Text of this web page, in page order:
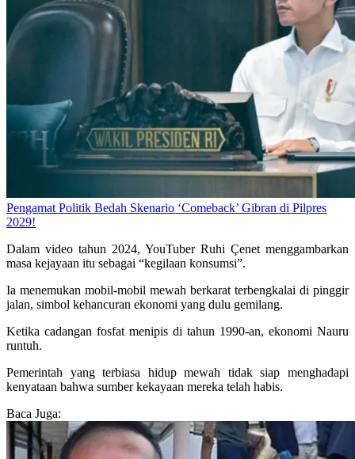
Pengamat Politik Bedah Skenario ‘Comeback’ Gibran di Pilpres
2029!
Dalam video tahun 2024, YouTuber Ruhi Çenet menggambarkan
masa kejayaan itu sebagai “kegilaan konsumsi”.
Ia menemukan mobil-mobil mewah berkarat terbengkalai di pinggir
jalan, simbol kehancuran ekonomi yang dulu gemilang.
Ketika cadangan fosfat menipis di tahun 1990-an, ekonomi Nauru
runtuh.
Pemerintah yang terbiasa hidup mewah tidak siap menghadapi
kenyataan bahwa sumber kekayaan mereka telah habis.
Baca Juga: